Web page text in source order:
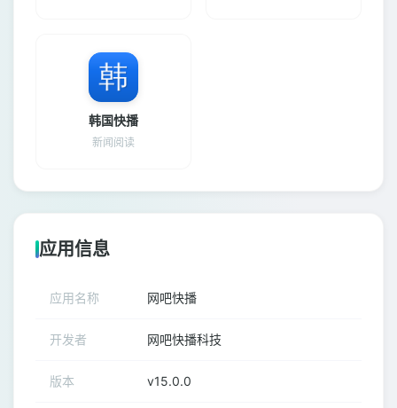
韩国快播
新闻阅读
应用信息
应用名称 网吧快播
开发者 网吧快播科技
版本 v15.0.0